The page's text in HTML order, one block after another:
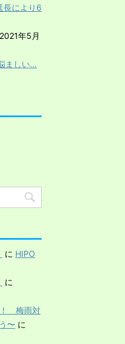
長により6
2021年5月
ましい…
に HIPO
に
！ 梅雨対
〜 に